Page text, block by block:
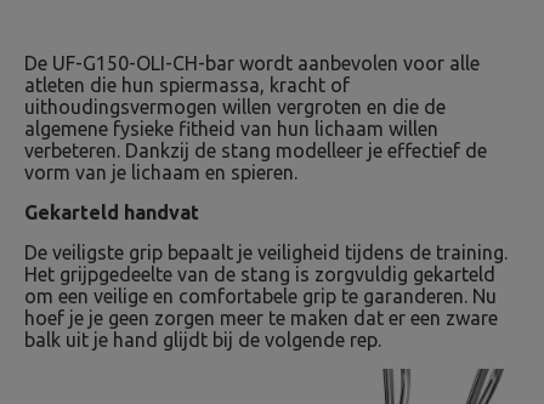
De UF-G150-OLI-CH-bar wordt aanbevolen voor alle
atleten die hun spiermassa, kracht of
uithoudingsvermogen willen vergroten en die de
algemene fysieke fitheid van hun lichaam willen
verbeteren. Dankzij de stang modelleer je effectief de
vorm van je lichaam en spieren.
Gekarteld handvat
De veiligste grip bepaalt je veiligheid tijdens de training.
Het grijpgedeelte van de stang is zorgvuldig gekarteld
om een ​​veilige en comfortabele grip te garanderen. Nu
hoef je je geen zorgen meer te maken dat er een zware
balk uit je hand glijdt bij de volgende rep.